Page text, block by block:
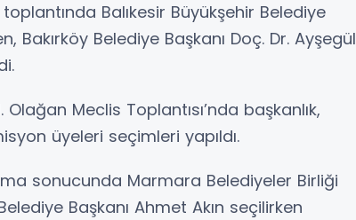
Balıkesir Büyükşehir Belediye
Bakırköy Belediye Başkanı Doç. Dr. Ayşegül
Olağan Meclis Toplantısı’nda başkanlık,
üyeleri seçimleri yapıldı.
sonucunda Marmara Belediyeler Birliği
Başkanı Ahmet Akın seçilirken